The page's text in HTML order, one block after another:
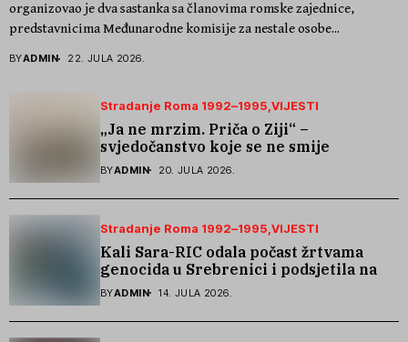
organizovao je dva sastanka sa članovima romske zajednice,
predstavnicima Međunarodne komisije za nestale osobe...
BYADMIN 22. JULA 2026.
Stradanje Roma 1992–1995 VIJESTI
„Ja ne mrzim. Priča o Ziji“ –
svjedočanstvo koje se ne smije
zaboraviti
BYADMIN 20. JULA 2026.
Stradanje Roma 1992–1995 VIJESTI
Kali Sara-RIC odala počast žrtvama
genocida u Srebrenici i podsjetila na
stradanje Roma iz Skočića
BYADMIN 14. JULA 2026.